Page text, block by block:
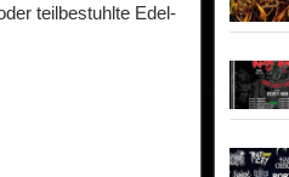
teilbestuhlte Edel-